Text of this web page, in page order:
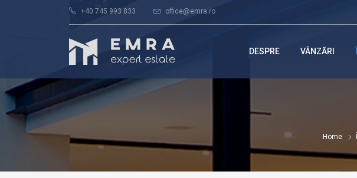
+40 745 993 833 office@emra.ro
DESPRE VÂNZĂRI
Home